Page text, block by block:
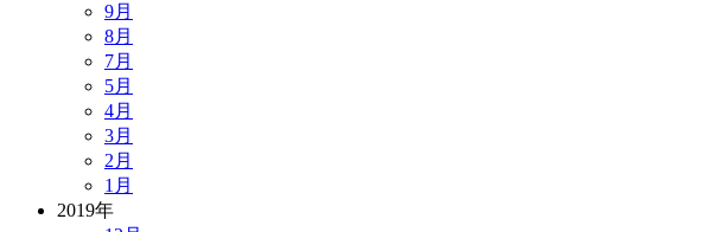
9月
8月
7月
5月
4月
3月
2月
1月
2019年